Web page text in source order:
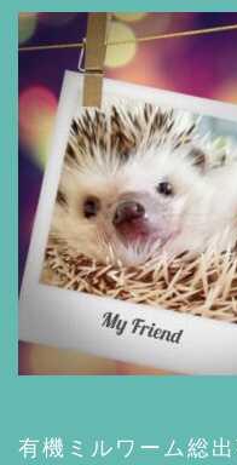
有機ミルワーム総